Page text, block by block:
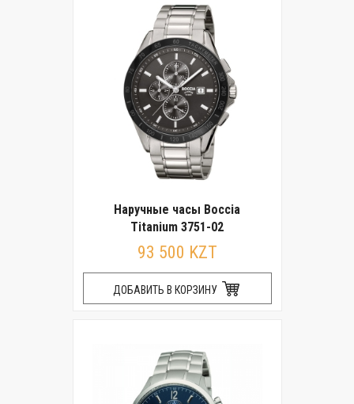
Наручные часы Boccia
Titanium 3751-02
93 500 KZT
ДОБАВИТЬ В КОРЗИНУ